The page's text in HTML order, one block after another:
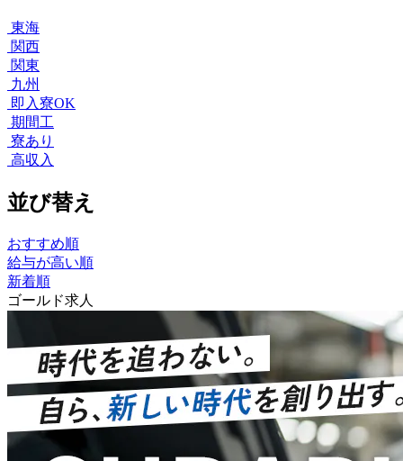
東海
関西
関東
九州
即入寮OK
期間工
寮あり
高収入
並び替え
おすすめ順
給与が高い順
新着順
ゴールド求人